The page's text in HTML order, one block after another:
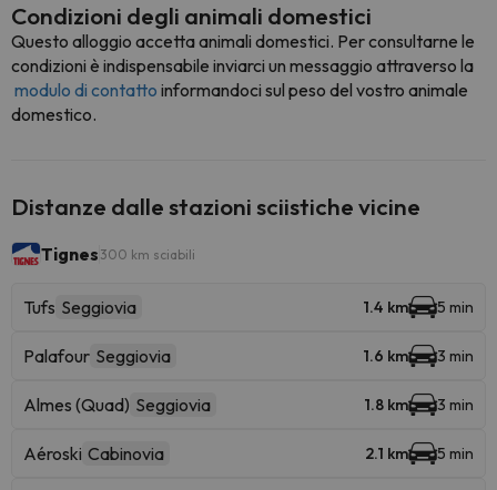
Condizioni degli animali domestici
Questo alloggio accetta animali domestici. Per consultarne le
condizioni è indispensabile inviarci un messaggio attraverso la
modulo di contatto informandoci sul peso del vostro animale
domestico.
Distanze dalle stazioni sciistiche vicine
Tignes 300 km sciabili
Tufs Seggiovia 1.4 km 5 min
Palafour Seggiovia 1.6 km 3 min
Almes (Quad) Seggiovia 1.8 km 3 min
Aéroski Cabinovia 2.1 km 5 min